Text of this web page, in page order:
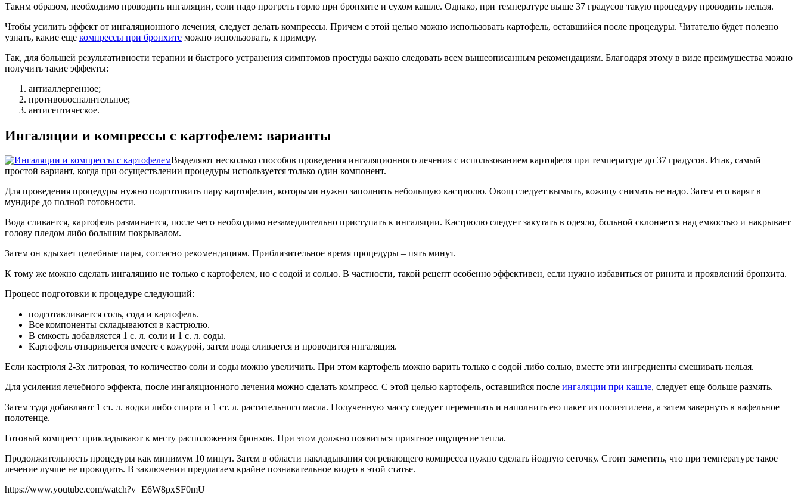
Таким образом, необходимо проводить ингаляции, если надо прогреть горло при бронхите и сухом кашле. Однако, при температуре выше 37 градусов такую процедуру проводить нельзя.
Чтобы усилить эффект от ингаляционного лечения, следует делать компрессы. Причем с этой целью можно использовать картофель, оставшийся после процедуры. Читателю будет полезно
узнать, какие еще компрессы при бронхите можно использовать, к примеру.
Так, для большей результативности терапии и быстрого устранения симптомов простуды важно следовать всем вышеописанным рекомендациям. Благодаря этому в виде преимущества можно
получить такие эффекты:
антиаллергенное;
противовоспалительное;
антисептическое.
Ингаляции и компрессы с картофелем: варианты
Выделяют несколько способов проведения ингаляционного лечения с использованием картофеля при температуре до 37 градусов. Итак, самый
простой вариант, когда при осуществлении процедуры используется только один компонент.
Для проведения процедуры нужно подготовить пару картофелин, которыми нужно заполнить небольшую кастрюлю. Овощ следует вымыть, кожицу снимать не надо. Затем его варят в
мундире до полной готовности.
Вода сливается, картофель разминается, после чего необходимо незамедлительно приступать к ингаляции. Кастрюлю следует закутать в одеяло, больной склоняется над емкостью и накрывает
голову пледом либо большим покрывалом.
Затем он вдыхает целебные пары, согласно рекомендациям. Приблизительное время процедуры – пять минут.
К тому же можно сделать ингаляцию не только с картофелем, но с содой и солью. В частности, такой рецепт особенно эффективен, если нужно избавиться от ринита и проявлений бронхита.
Процесс подготовки к процедуре следующий:
подготавливается соль, сода и картофель.
Все компоненты складываются в кастрюлю.
В емкость добавляется 1 с. л. соли и 1 с. л. соды.
Картофель отваривается вместе с кожурой, затем вода сливается и проводится ингаляция.
Если кастрюля 2-3х литровая, то количество соли и соды можно увеличить. При этом картофель можно варить только с содой либо солью, вместе эти ингредиенты смешивать нельзя.
Для усиления лечебного эффекта, после ингаляционного лечения можно сделать компресс. С этой целью картофель, оставшийся после ингаляции при кашле, следует еще больше размять.
Затем туда добавляют 1 ст. л. водки либо спирта и 1 ст. л. растительного масла. Полученную массу следует перемешать и наполнить ею пакет из полиэтилена, а затем завернуть в вафельное
полотенце.
Готовый компресс прикладывают к месту расположения бронхов. При этом должно появиться приятное ощущение тепла.
Продолжительность процедуры как минимум 10 минут. Затем в области накладывания согревающего компресса нужно сделать йодную сеточку. Стоит заметить, что при температуре такое
лечение лучше не проводить. В заключении предлагаем крайне познавательное видео в этой статье.
https://www.youtube.com/watch?v=E6W8pxSF0mU